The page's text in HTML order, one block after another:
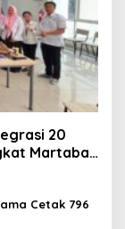
20
Martabat
Cetak 796